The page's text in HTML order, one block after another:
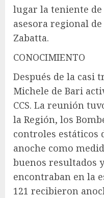
lugar la teniente
asesora regional
Zabatta.
CONOCIMIENTO
Después de la casi
Michele de Bari
CCS. La reunión
la Región, los
controles estáticos
anoche como
buenos resultados
encontraban en la
121 recibieron